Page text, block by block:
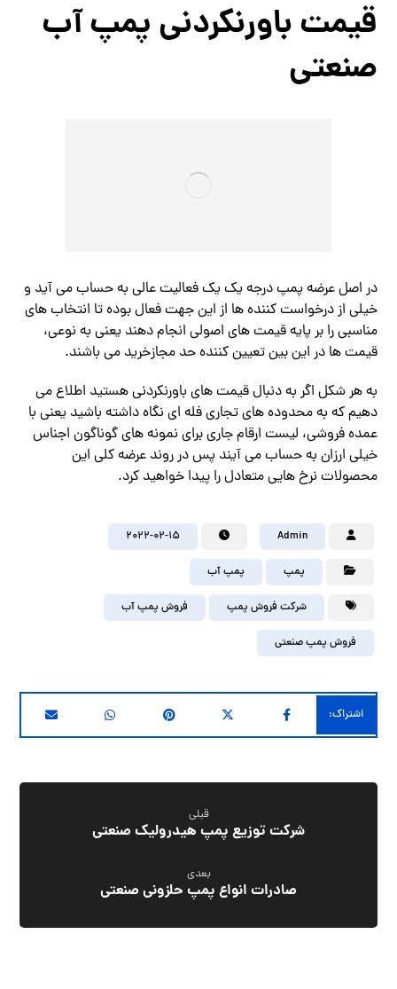
قیمت باورنکردنی پمپ آب
صنعتی
در اصل عرضه پمپ درجه یک یک فعالیت عالی به حساب می آید و
خیلی از درخواست کننده ها از این جهت فعال بوده تا انتخاب های
مناسبی را بر پایه قیمت های اصولی انجام دهند یعنی به نوعی،
قیمت ها در این بین تعیین کننده حد مجازخرید می باشند.
به هر شکل اگر‌ به دنبال قیمت های باورنکردنی هستید اطلاع می
دهیم که به محدوده های تجاری فله ای نگاه داشته باشید یعنی با
عمده فروشی، لیست ارقام جاری برای نمونه های گوناگون اجناس
خیلی ارزان به حساب می آیند پس در روند عرضه کلی این
محصولات نرخ هایی متعادل را پیدا خواهید کرد.
Admin
2022-02-15
پمپ پمپ آب
شرکت فروش پمپ فروش پمپ آب
فروش پمپ صنعتی
قبلی
شرکت توزیع پمپ هیدرولیک صنعتی
بعدی
صادرات انواع پمپ حلزونی صنعتی